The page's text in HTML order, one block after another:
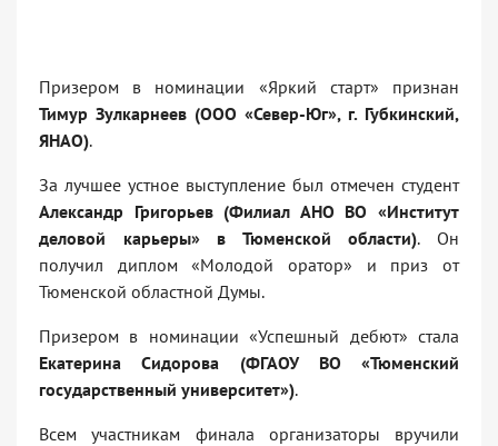
Призером в номинации «Яркий старт» признан
Тимур Зулкарнеев (ООО «Север-Юг», г. Губкинский,
ЯНАО).
За лучшее устное выступление был отмечен студент
Александр Григорьев (Филиал АНО ВО «Институт
деловой карьеры» в Тюменской области). Он
получил диплом «Молодой оратор» и приз от
Тюменской областной Думы.
Призером в номинации «Успешный дебют» стала
Екатерина Сидорова (ФГАОУ ВО «Тюменский
государственный университет»).
Всем участникам финала организаторы вручили